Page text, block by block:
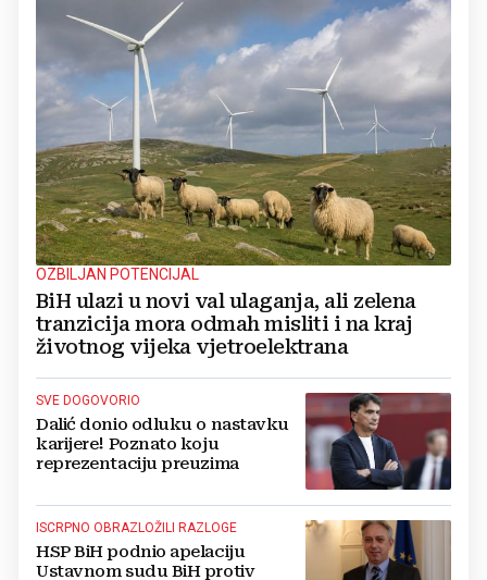
OZBILJAN POTENCIJAL
BiH ulazi u novi val ulaganja, ali zelena
tranzicija mora odmah misliti i na kraj
životnog vijeka vjetroelektrana
SVE DOGOVORIO
Dalić donio odluku o nastavku
karijere! Poznato koju
reprezentaciju preuzima
ISCRPNO OBRAZLOŽILI RAZLOGE
HSP BiH podnio apelaciju
Ustavnom sudu BiH protiv